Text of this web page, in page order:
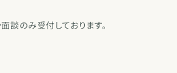
談のみ受付しております。